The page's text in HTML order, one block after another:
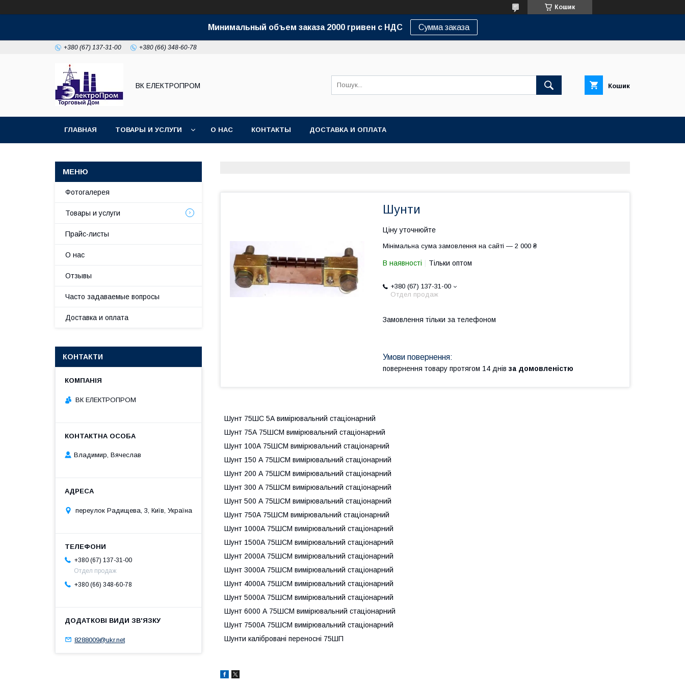
Кошик
Минимальный объем заказа 2000 гривен с НДС Сумма заказа
+380 (67) 137-31-00 +380 (66) 348-60-78
ВК ЕЛЕКТРОПРОМ Кошик
ГЛАВНАЯ ТОВАРЫ И УСЛУГИ О НАС КОНТАКТЫ ДОСТАВКА И ОПЛАТА
Шунти
Ціну уточнюйте
Мінімальна сума замовлення на сайті — 2 000 ₴
В наявності Тільки оптом
+380 (67) 137-31-00
Отдел продаж
Замовлення тільки за телефоном
повернення товару протягом 14 днів за домовленістю
Шунт 75ШС 5А вимірювальний стаціонарний
Шунт 75А 75ШСМ вимірювальний стаціонарний
Шунт 100А 75ШСМ вимірювальний стаціонарний
Шунт 150 А 75ШСМ вимірювальний стаціонарний
Шунт 200 А 75ШСМ вимірювальний стаціонарний
Шунт 300 А 75ШСМ вимірювальний стаціонарний
Шунт 500 А 75ШСМ вимірювальний стаціонарний
Шунт 750А 75ШСМ вимірювальний стаціонарний
Шунт 1000А 75ШСМ вимірювальний стаціонарний
Шунт 1500А 75ШСМ вимірювальний стаціонарний
Шунт 2000А 75ШСМ вимірювальний стаціонарний
Шунт 3000А 75ШСМ вимірювальний стаціонарний
Шунт 4000А 75ШСМ вимірювальний стаціонарний
Шунт 5000А 75ШСМ вимірювальний стаціонарний
Шунт 6000 А 75ШСМ вимірювальний стаціонарний
Шунт 7500А 75ШСМ вимірювальний стаціонарний
Шунти калібровані переносні 75ШП
Фотогалерея
Товары и услуги
Прайс-листы
О нас
Отзывы
Часто задаваемые вопросы
Доставка и оплата
КОНТАКТИ
ВК ЕЛЕКТРОПРОМ
Владимир, Вячеслав
переулок Радищева, 3, Київ, Україна
+380 (67) 137-31-00
Отдел продаж
+380 (66) 348-60-78
8288009@ukr.net